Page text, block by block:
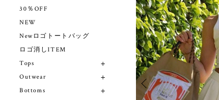
30％OFF
NEW
Newロゴトートバッグ
ロゴ消しITEM
Tops
Outwear
Bottoms